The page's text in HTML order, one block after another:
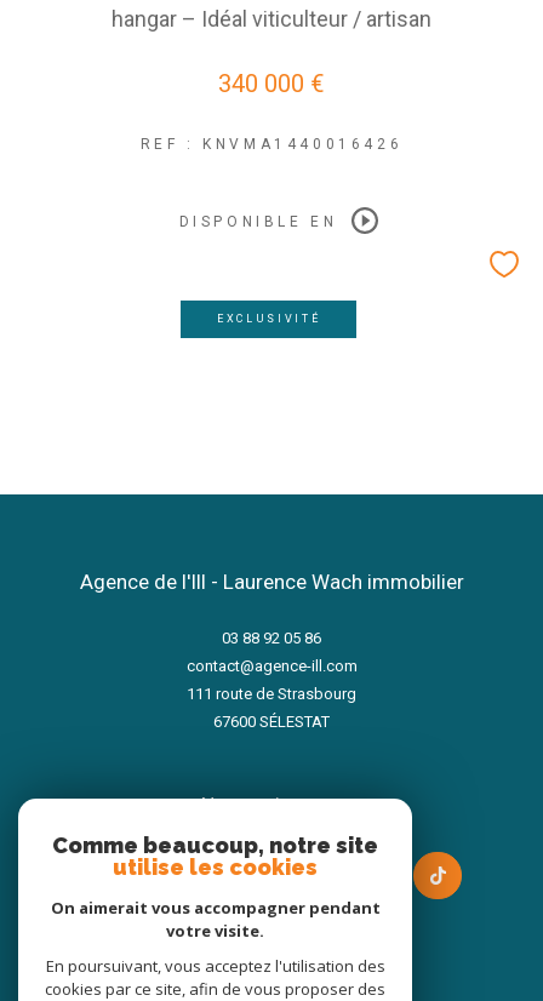
hangar – Idéal viticulteur / artisan
340 000 €
REF : KNVMA1440016426
DISPONIBLE EN
EXCLUSIVITÉ
Agence de l'Ill - Laurence Wach immobilier
03 88 92 05 86
contact@agence-ill.com
111 route de Strasbourg
67600
SÉLESTAT
nous suivre sur
Adhérents
Comme beaucoup, notre site
utilise les cookies
On aimerait vous accompagner pendant
votre visite.
En poursuivant, vous acceptez l'utilisation des
cookies par ce site, afin de vous proposer des